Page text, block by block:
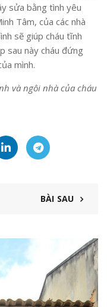
sửa bằng tình yêu
Tâm, của các nhà
sẽ giúp cháu tĩnh
sau này cháu đứng
mình.
và ngôi nhà của cháu
BÀI SAU